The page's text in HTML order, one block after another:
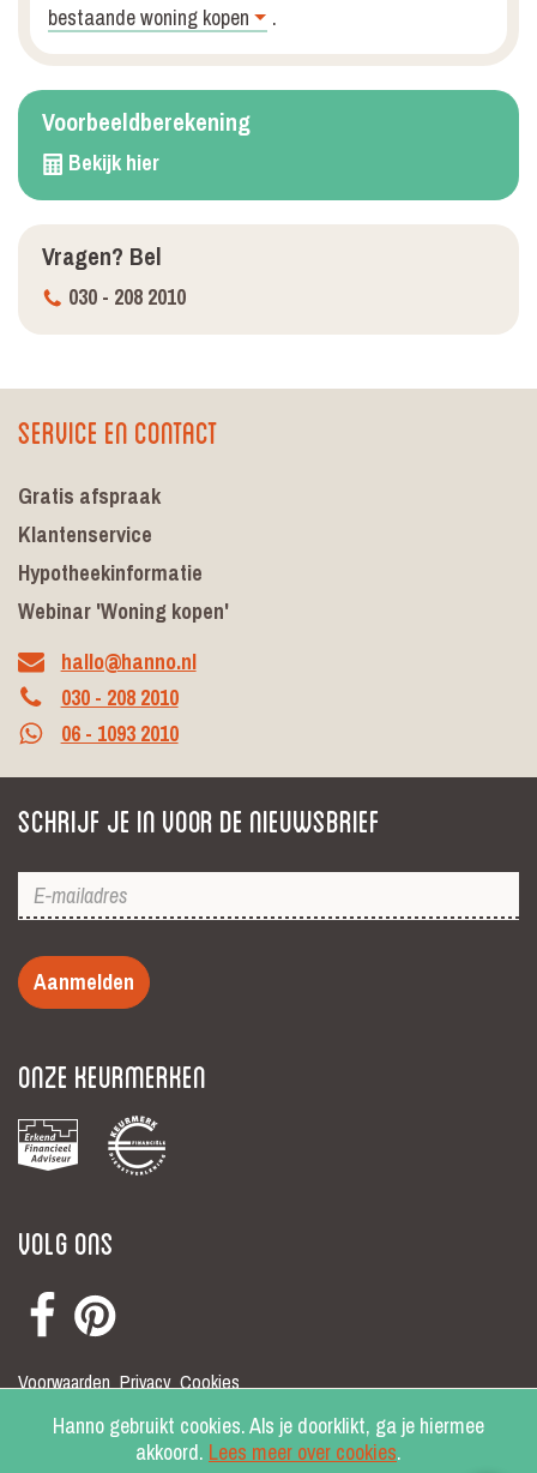
.
Voorbeeld­berekening
Bekijk hier
Vragen? Bel
030 - 208 2010
Service en contact
Gratis afspraak
Klantenservice
Hypotheekinformatie
Webinar 'Woning kopen'
hallo@hanno.nl
030 - 208 2010
06 - 1093 2010
Schrijf je in voor de nieuwsbrief
Aanmelden
Onze keurmerken
Volg ons
Voorwaarden Privacy Cookies
Hanno gebruikt cookies. Als je doorklikt, ga je hiermee
akkoord. Lees meer over cookies.